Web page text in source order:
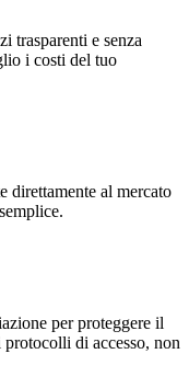
trasparenti e senza
i costi del tuo
direttamente al mercato
per proteggere il
di accesso, non